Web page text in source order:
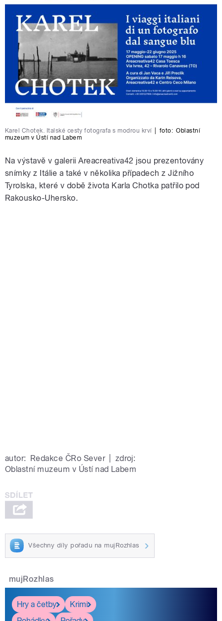
Karel Chotek. Italské cesty fotografa s modrou krví foto: Oblastní
muzeum v Ústí nad Labem
Na výstavě v galerii Areacreativa42 jsou prezentovány
snímky z Itálie a také v několika případech z Jižního
Tyrolska, které v době života Karla Chotka patřilo pod
Rakousko-Uhersko.
autor: Redakce ČRo Sever
zdroj:
Oblastní muzeum v Ústí nad Labem
Všechny díly pořadu na mujRozhlas
mujRozhlas
Hry a četby
Krimi